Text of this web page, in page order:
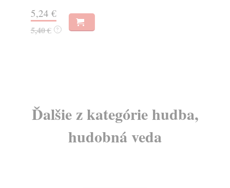
5,24 €
5,40 € ?
Ďalšie z kategórie hudba,
hudobná veda